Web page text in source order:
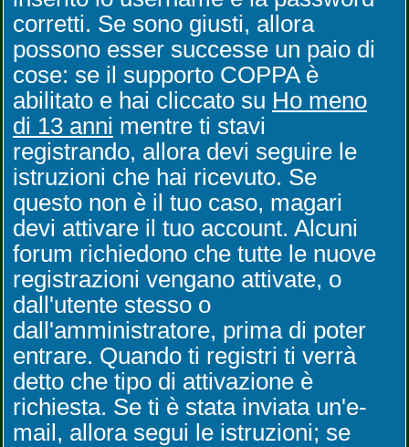
corretti. Se sono giusti, allora
possono esser successe un paio di
cose: se il supporto COPPA è
abilitato e hai cliccato su Ho meno
di 13 anni mentre ti stavi
registrando, allora devi seguire le
istruzioni che hai ricevuto. Se
questo non è il tuo caso, magari
devi attivare il tuo account. Alcuni
forum richiedono che tutte le nuove
registrazioni vengano attivate, o
dall'utente stesso o
dall'amministratore, prima di poter
entrare. Quando ti registri ti verrà
detto che tipo di attivazione è
richiesta. Se ti è stata inviata un'e-
mail, allora segui le istruzioni; se